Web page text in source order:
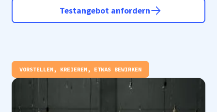
Testangebot anfordern
VORSTELLEN, KREIEREN, ETWAS BEWIRKEN